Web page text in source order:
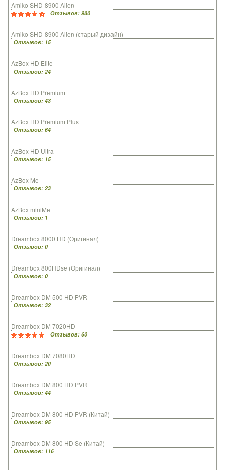
Amiko SHD-8900 Alien
Отзывов: 980
Amiko SHD-8900 Alien (старый дизайн)
Отзывов: 15
AzBox HD Elite
Отзывов: 24
AzBox HD Premium
Отзывов: 43
AzBox HD Premium Plus
Отзывов: 64
AzBox HD Ultra
Отзывов: 15
AzBox Me
Отзывов: 23
AzBox miniMe
Отзывов: 1
Dreambox 8000 HD (Оригинал)
Отзывов: 0
Dreambox 800HDse (Оригинал)
Отзывов: 0
Dreambox DM 500 HD PVR
Отзывов: 32
Dreambox DM 7020HD
Отзывов: 60
Dreambox DM 7080HD
Отзывов: 20
Dreambox DM 800 HD PVR
Отзывов: 44
Dreambox DM 800 HD PVR (Китай)
Отзывов: 95
Dreambox DM 800 HD Se (Китай)
Отзывов: 116